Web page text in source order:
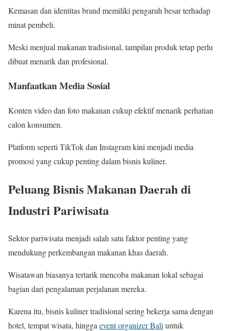
Kemasan dan identitas brand memiliki pengaruh besar terhadap
minat pembeli.
Meski menjual makanan tradisional, tampilan produk tetap perlu
dibuat menarik dan profesional.
Manfaatkan Media Sosial
Konten video dan foto makanan cukup efektif menarik perhatian
calon konsumen.
Platform seperti TikTok dan Instagram kini menjadi media
promosi yang cukup penting dalam bisnis kuliner.
Peluang Bisnis Makanan Daerah di
Industri Pariwisata
Sektor pariwisata menjadi salah satu faktor penting yang
mendukung perkembangan makanan khas daerah.
Wisatawan biasanya tertarik mencoba makanan lokal sebagai
bagian dari pengalaman perjalanan mereka.
Karena itu, bisnis kuliner tradisional sering bekerja sama dengan
hotel, tempat wisata, hingga event organizer Bali untuk